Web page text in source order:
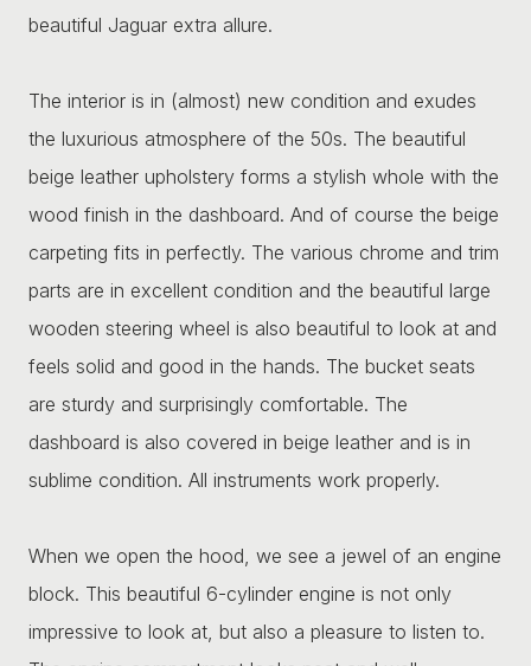
beautiful Jaguar extra allure.
The interior is in (almost) new condition and exudes
the luxurious atmosphere of the 50s. The beautiful
beige leather upholstery forms a stylish whole with the
wood finish in the dashboard. And of course the beige
carpeting fits in perfectly. The various chrome and trim
parts are in excellent condition and the beautiful large
wooden steering wheel is also beautiful to look at and
feels solid and good in the hands. The bucket seats
are sturdy and surprisingly comfortable. The
dashboard is also covered in beige leather and is in
sublime condition. All instruments work properly.
When we open the hood, we see a jewel of an engine
block. This beautiful 6-cylinder engine is not only
impressive to look at, but also a pleasure to listen to.